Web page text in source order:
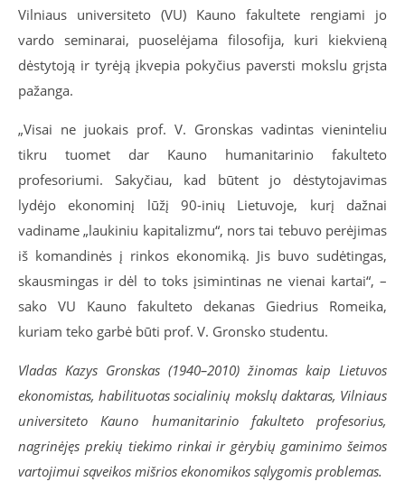
Vilniaus universiteto (VU) Kauno fakultete rengiami jo
vardo seminarai, puoselėjama filosofija, kuri kiekvieną
dėstytoją ir tyrėją įkvepia pokyčius paversti mokslu grįsta
pažanga.
„Visai ne juokais prof. V. Gronskas vadintas vieninteliu
tikru tuomet dar Kauno humanitarinio fakulteto
profesoriumi. Sakyčiau, kad būtent jo dėstytojavimas
lydėjo ekonominį lūžį 90-inių Lietuvoje, kurį dažnai
vadiname „laukiniu kapitalizmu“, nors tai tebuvo perėjimas
iš komandinės į rinkos ekonomiką. Jis buvo sudėtingas,
skausmingas ir dėl to toks įsimintinas ne vienai kartai“, –
sako VU Kauno fakulteto dekanas Giedrius Romeika,
kuriam teko garbė būti prof. V. Gronsko studentu.
Vladas Kazys Gronskas (1940–2010) žinomas kaip Lietuvos
ekonomistas, habilituotas socialinių mokslų daktaras, Vilniaus
universiteto Kauno humanitarinio fakulteto profesorius,
nagrinėjęs prekių tiekimo rinkai ir gėrybių gaminimo šeimos
vartojimui sąveikos mišrios ekonomikos sąlygomis problemas.